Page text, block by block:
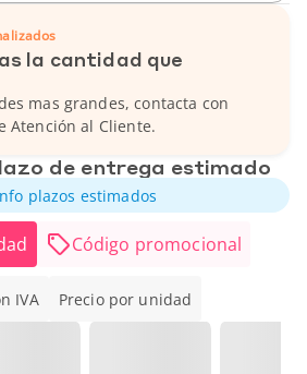
la cantidad que
mas grandes, contacta con
Atención al Cliente.
de entrega estimado
plazos estimados
Código promocional
IVA Precio por unidad